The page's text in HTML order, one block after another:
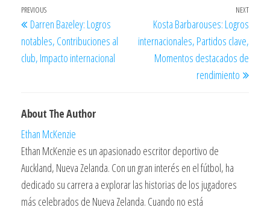
Post
navigation
Previous
Post
PREVIOUS
Darren Bazeley: Logros
notables, Contribuciones al
club, Impacto internacional
Next
NEXT
Kosta Barbarouses: Logros
internacionales, Partidos clave,
Momentos destacados de
rendimiento
About The Author
Ethan McKenzie
Ethan McKenzie es un apasionado escritor deportivo de
Auckland, Nueva Zelanda. Con un gran interés en el fútbol, ha
dedicado su carrera a explorar las historias de los jugadores
más celebrados de Nueva Zelanda. Cuando no está